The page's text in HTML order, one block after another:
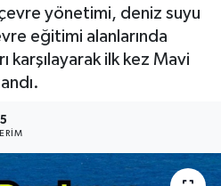
yönetimi, deniz suyu
eğitimi alanlarında
karşılayarak ilk kez Mavi